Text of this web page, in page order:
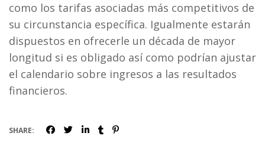
como los tarifas asociadas más competitivos de
su circunstancia específica. Igualmente estarán
dispuestos en ofrecerle un década de mayor
longitud si es obligado así­ como podrían ajustar
el calendario sobre ingresos a las resultados
financieros.
SHARE: